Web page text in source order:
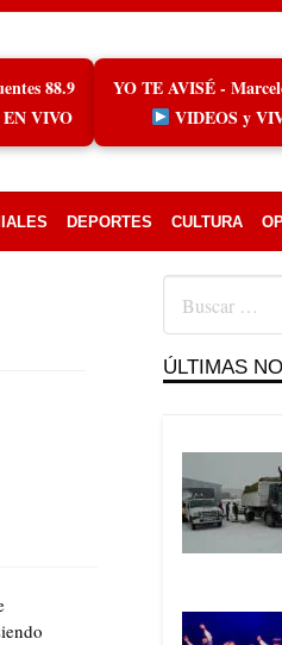
88.9
VIVO
YO TE AVISÉ -
VIDEOS y
DEPORTES CULTURA
ÚLTIMAS